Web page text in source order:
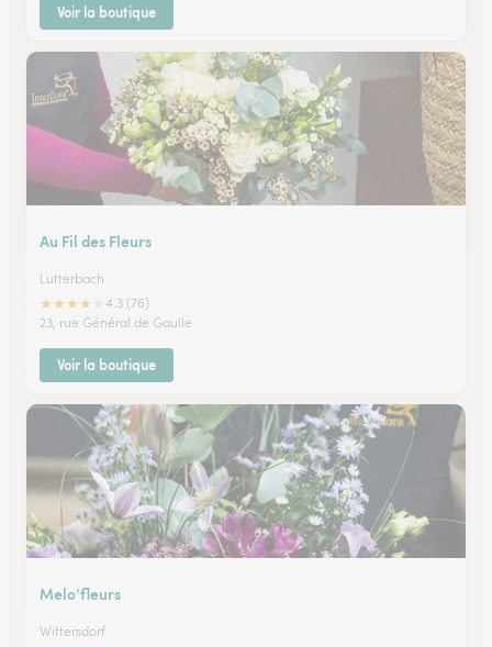
Voir la boutique
Au Fil des Fleurs
Lutterbach
★★★★
4.3 (76)
23, rue Général de Gaulle
Voir la boutique
Melo’fleurs
Wittersdorf